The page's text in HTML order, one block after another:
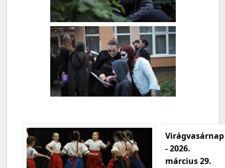
Virágvasárnap
- 2026.
március 29.